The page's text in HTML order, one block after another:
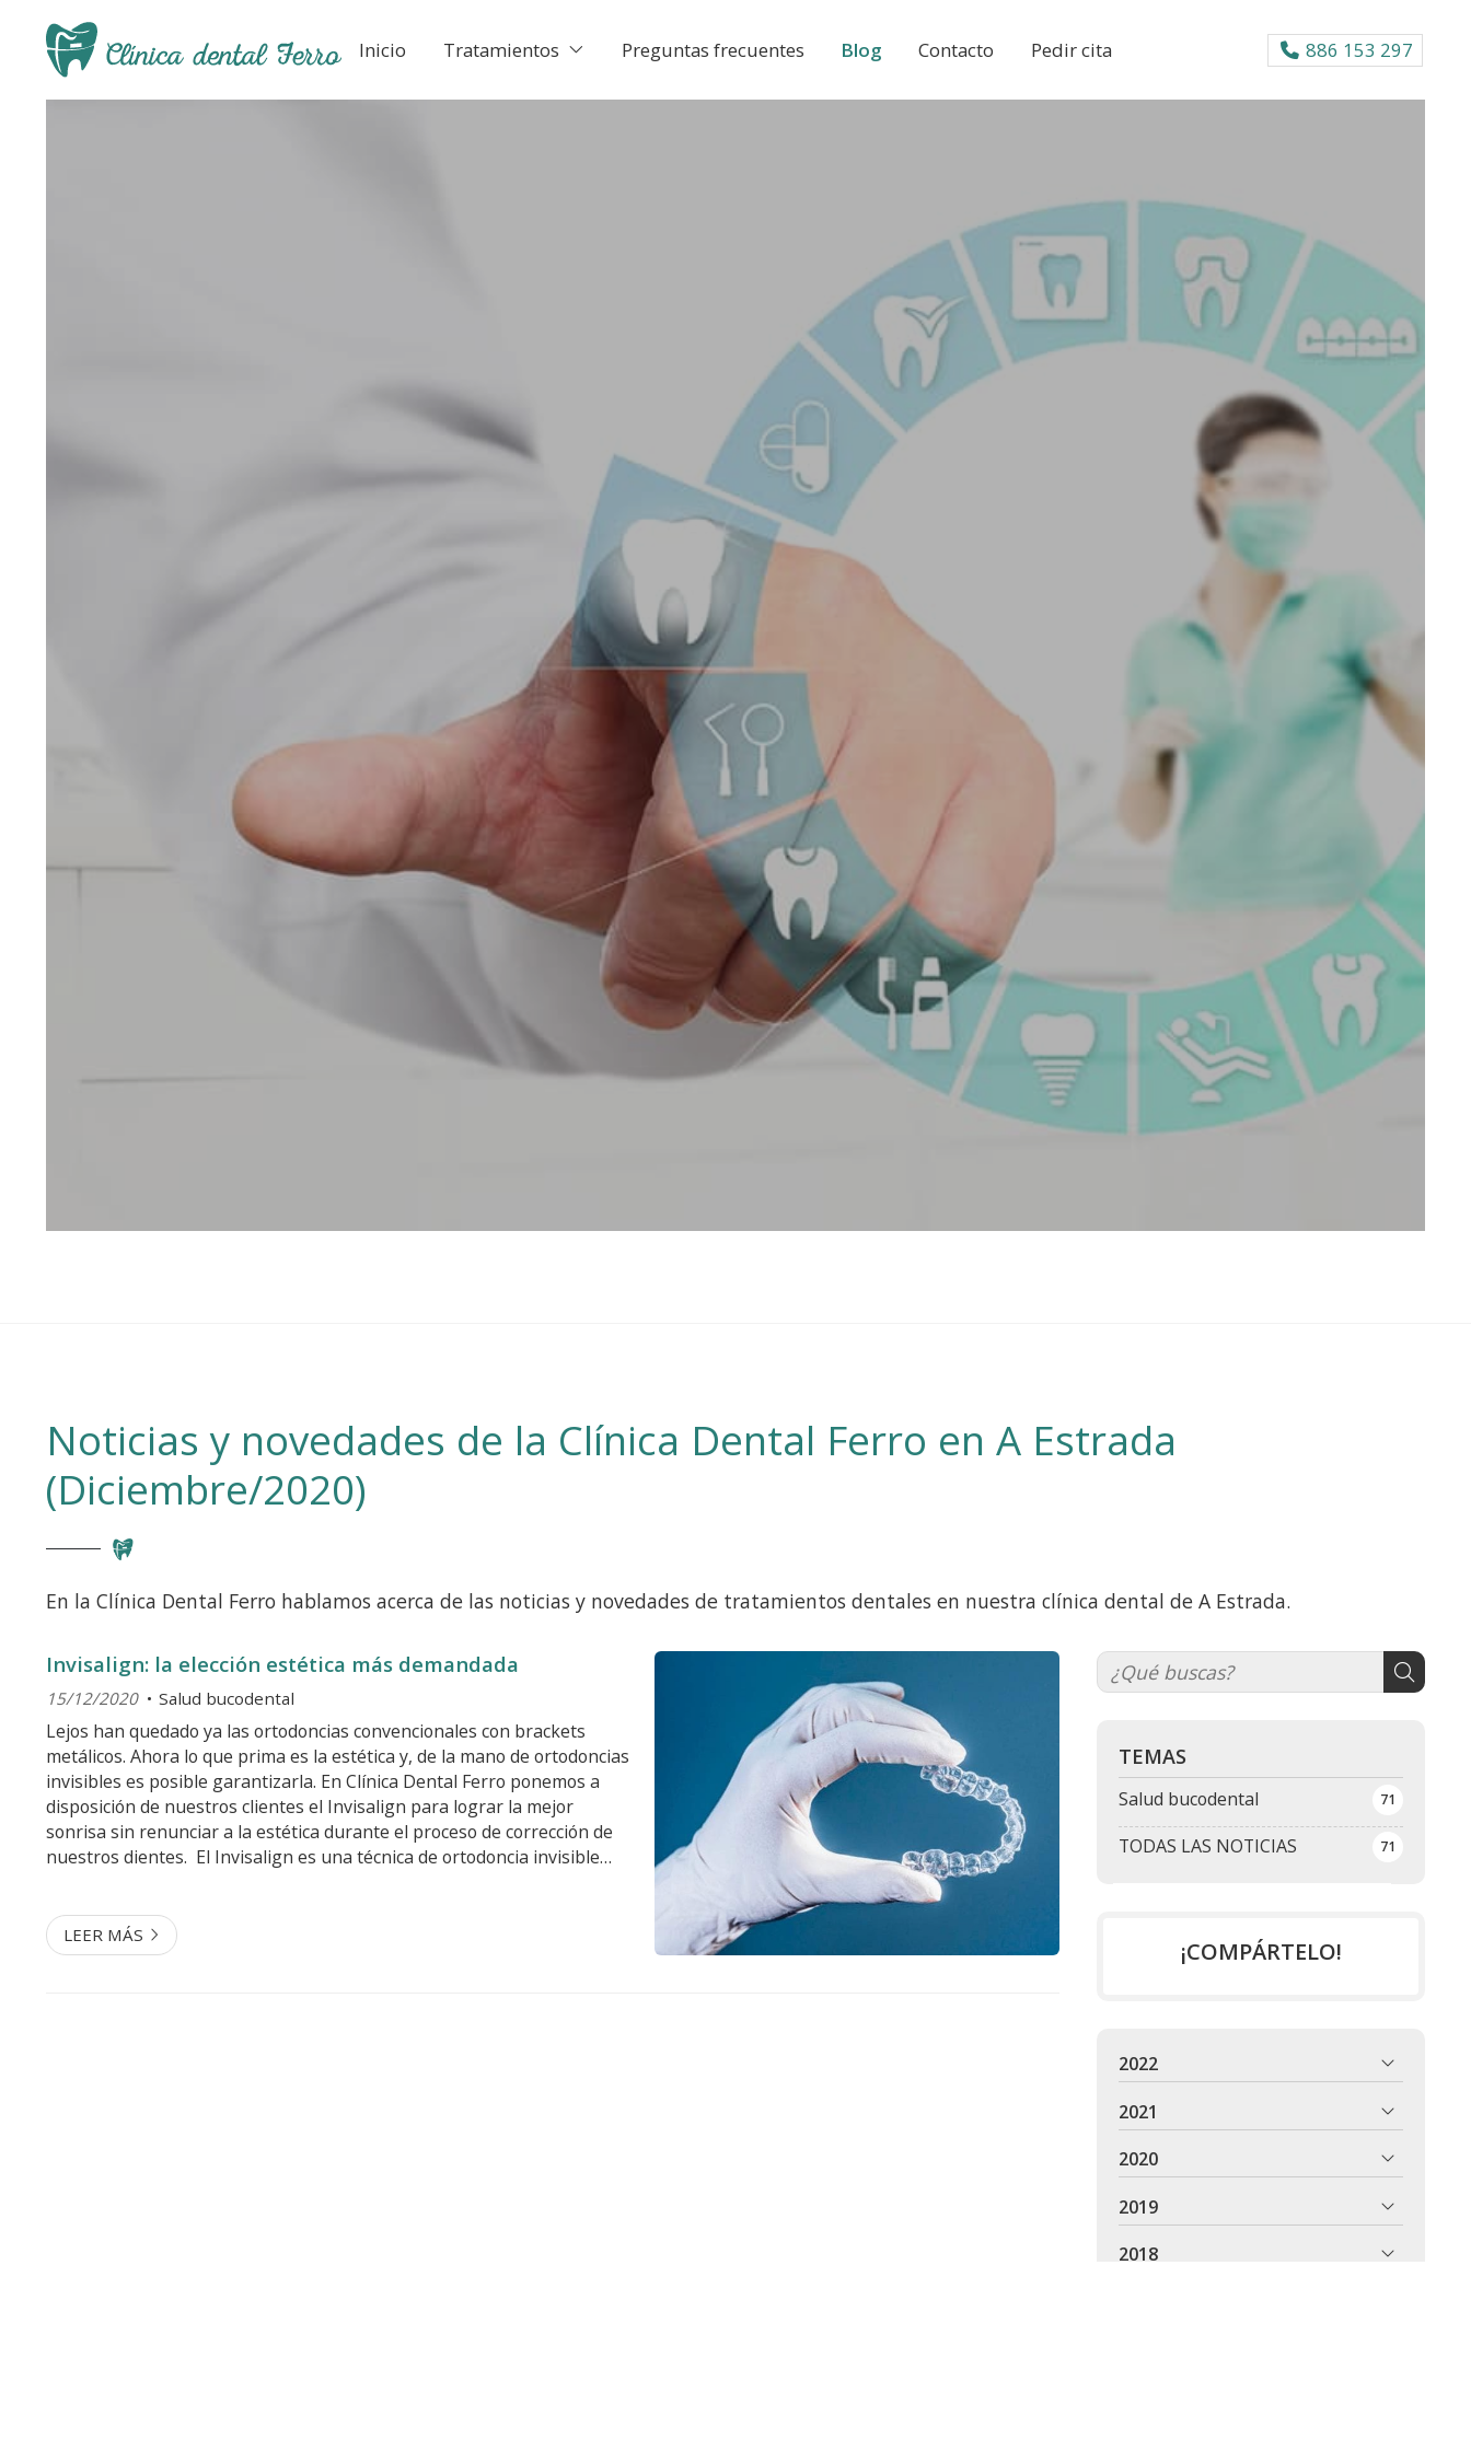
Inicio Tratamientos Preguntas frecuentes Blog Contacto Pedir cita 886 153 297
Noticias y novedades de la Clínica Dental Ferro en A Estrada
(Diciembre/2020)
En la Clínica Dental Ferro hablamos acerca de las noticias y novedades de tratamientos dentales en nuestra clínica dental de A Estrada.
TEMAS
TODAS LAS NOTICIAS 71
Salud bucodental 71
Invisalign: la elección estética más demandada
15/12/2020 Salud bucodental
Lejos han quedado ya las ortodoncias convencionales con brackets
metálicos. Ahora lo que prima es la estética y, de la mano de ortodoncias
invisibles es posible garantizarla. En Clínica Dental Ferro ponemos a
disposición de nuestros clientes el Invisalign para lograr la mejor
sonrisa sin renunciar a la estética durante el proceso de corrección de
nuestros dientes. El Invisalign es una técnica de ortodoncia invisible
LEER MÁS
¡COMPÁRTELO!
2022
2021
2020
2019
2018